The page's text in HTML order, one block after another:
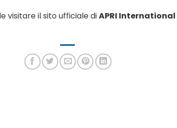
visitare il sito ufficiale diAPRI International